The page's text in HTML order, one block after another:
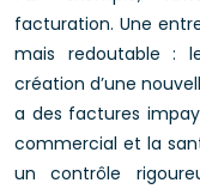
facturation. Une
mais redoutable :
création d’une
a des factures
commercial et la
un contrôle